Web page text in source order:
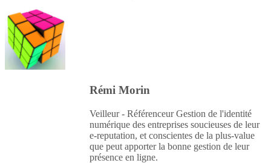
Rémi Morin
Veilleur - Référenceur Gestion de l'identité
numérique des entreprises soucieuses de leur
e-reputation, et conscientes de la plus-value
que peut apporter la bonne gestion de leur
présence en ligne.